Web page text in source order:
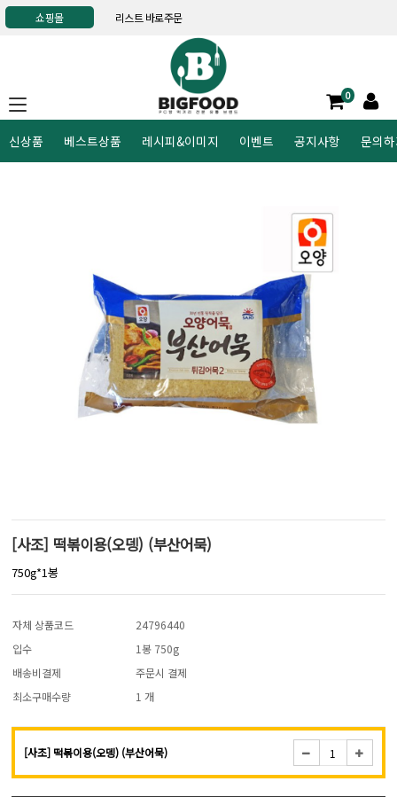
쇼핑몰 리스트 바로주문
0
신상품 베스트상품 레시피&이미지 이벤트 공지사항 문의
[사조] 떡볶이용(오뎅) (부산어묵)
750g*1봉
자체 상품코드
24796440
입수
1봉 750g
배송비결제
주문시 결제
최소구매수량
1 개
[사조] 떡볶이용(오뎅) (부산어묵)